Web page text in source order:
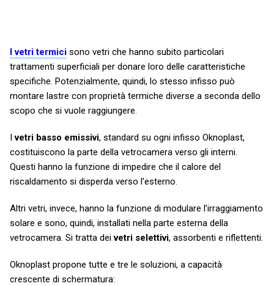
I vetri termici sono vetri che hanno subito particolari
trattamenti superficiali per donare loro delle caratteristiche
specifiche. Potenzialmente, quindi, lo stesso infisso può
montare lastre con proprietà termiche diverse a seconda dello
scopo che si vuole raggiungere.
Ivetri basso emissivi, standard su ogni infisso Oknoplast,
costituiscono la parte della vetrocamera verso gli interni.
Questi hanno la funzione di impedire che il calore del
riscaldamento si disperda verso l’esterno.
Altri vetri, invece, hanno la funzione di modulare l’irraggiamento
solare e sono, quindi, installati nella parte esterna della
vetrocamera. Si tratta deivetri selettivi, assorbenti e riflettenti.
Oknoplast propone tutte e tre le soluzioni, a capacità
crescente di schermatura: